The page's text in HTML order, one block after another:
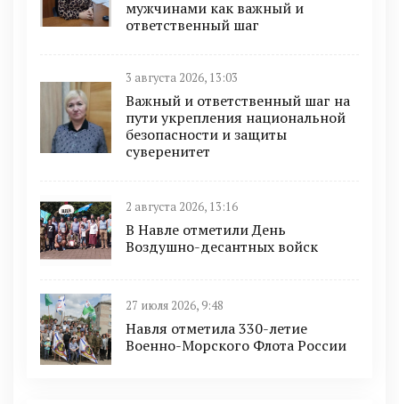
мужчинами как важный и
ответственный шаг
3 августа 2026, 13:03
Важный и ответственный шаг на
пути укрепления национальной
безопасности и защиты
суверенитет
2 августа 2026, 13:16
В Навле отметили День
Воздушно-десантных войск
27 июля 2026, 9:48
Навля отметила 330-летие
Военно-Морского Флота России